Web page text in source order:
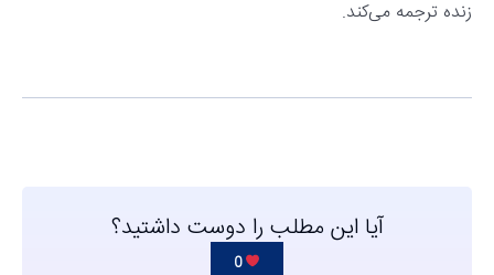
زنده ترجمه می‌کند.
آیا این مطلب را دوست داشتید؟
0